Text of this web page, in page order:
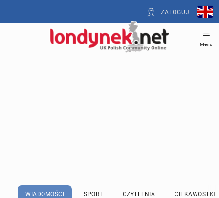
ZALOGUJ
Menu
WIADOMOŚCI SPORT CZYTELNIA CIEKAWOSTKI